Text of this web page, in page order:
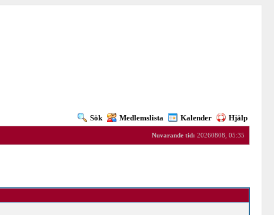
Sök Medlemslista Kalender Hjälp
Nuvarande tid: 20260808, 05:35